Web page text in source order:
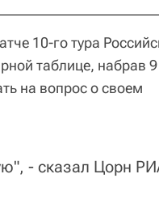
10-го тура
таблице, набрав 9
на вопрос о своем
- сказал Цорн